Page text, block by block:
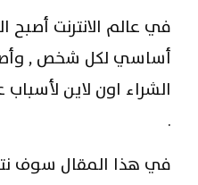
في عالم الانترنت
أساسي لكل شخص ,
الشراء اون لاين
.
في هذا المقال سوف